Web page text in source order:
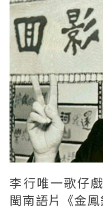
李行唯一歌仔
閩南語片《金鳳